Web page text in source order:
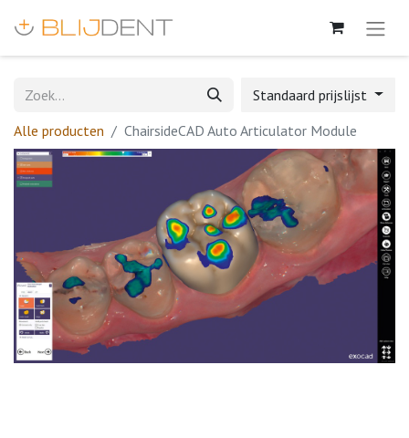
Standaard prijslijst
Alle producten
ChairsideCAD Auto Articulator Module